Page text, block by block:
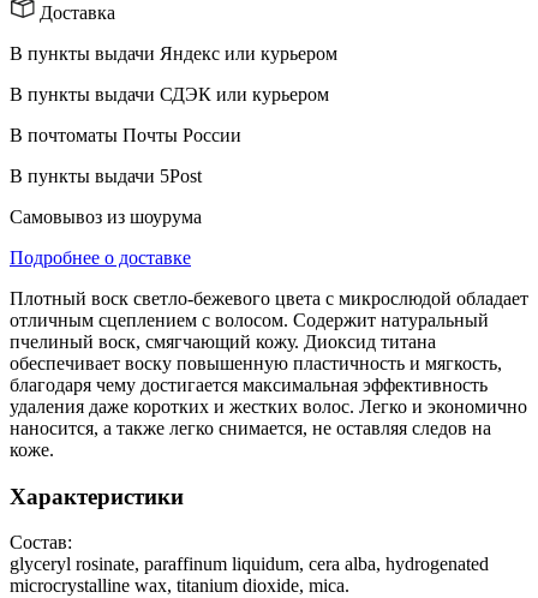
Доставка
В пункты выдачи Яндекс или курьером
В пункты выдачи СДЭК или курьером
В почтоматы Почты России
В пункты выдачи 5Post
Самовывоз из шоурума
Подробнее о доставке
Плотный воск светло-бежевого цвета с микрослюдой обладает
отличным сцеплением с волосом. Содержит натуральный
пчелиный воск, смягчающий кожу. Диоксид титана
обеспечивает воску повышенную пластичность и мягкость,
благодаря чему достигается максимальная эффективность
удаления даже коротких и жестких волос. Легко и экономично
наносится, а также легко снимается, не оставляя следов на
коже.
Характеристики
Состав:
glyceryl rosinate, paraffinum liquidum, сеra alba, hydrogenated
microcrystalline wax, titanium dioxide, mica.